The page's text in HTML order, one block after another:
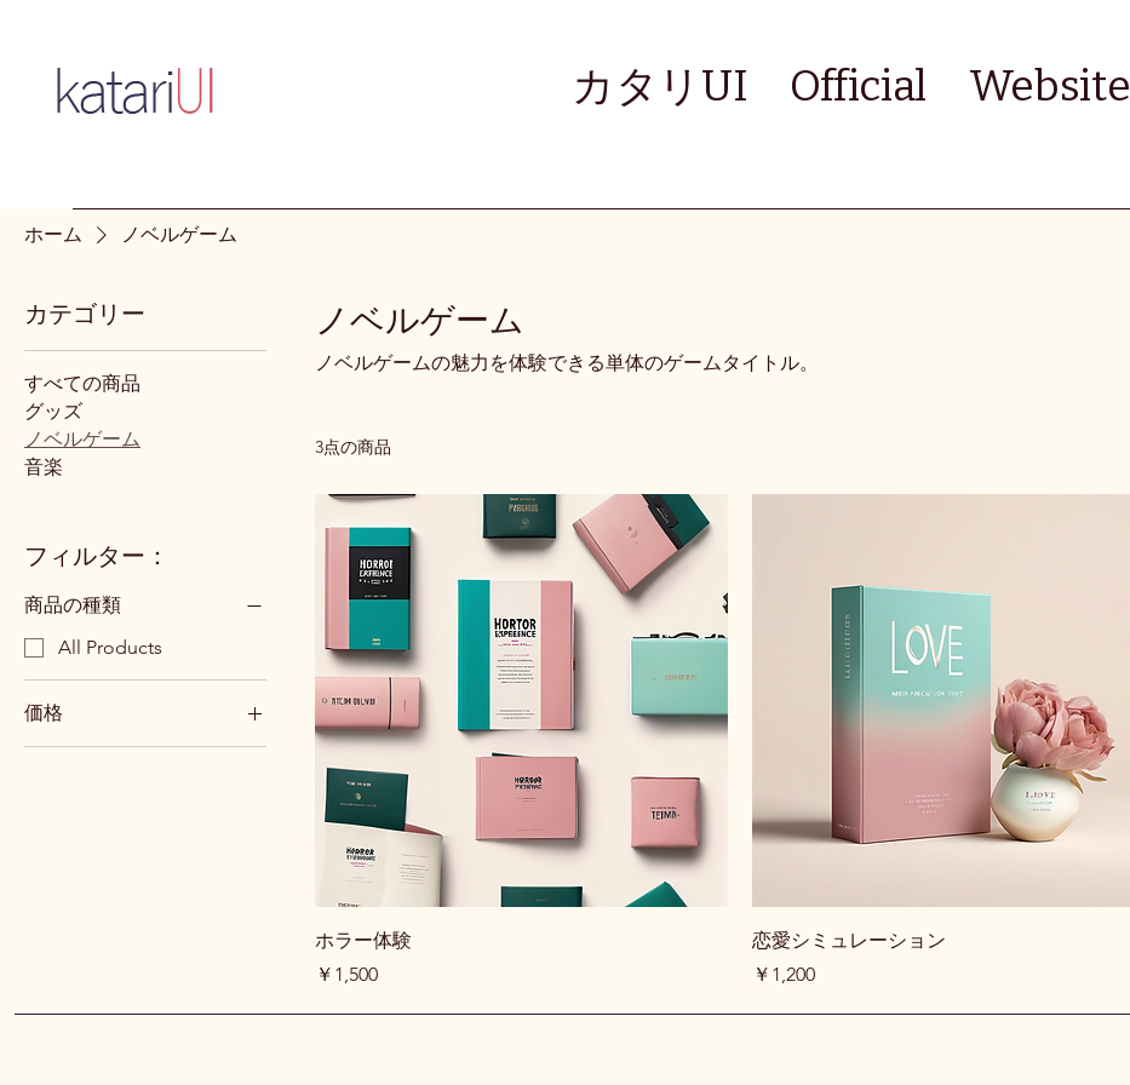
カタリUI Official Website
ホーム ノベルゲーム
カテゴリー
すべての商品
グッズ
ノベルゲーム
音楽
フィルター：
商品の種類
All Products
価格
ノベルゲーム
ノベルゲームの魅力を体験できる単体のゲームタイトル。
3点の商品
ホラー体験
価格
￥1,500
恋愛シミュレーション
価格
￥1,200